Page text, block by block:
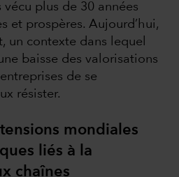
plus de 30 années
et prospères. Aujourd’hui,
un contexte dans lequel
baisse des valorisations
de se
résister.
mondiales
liés à la
chaînes